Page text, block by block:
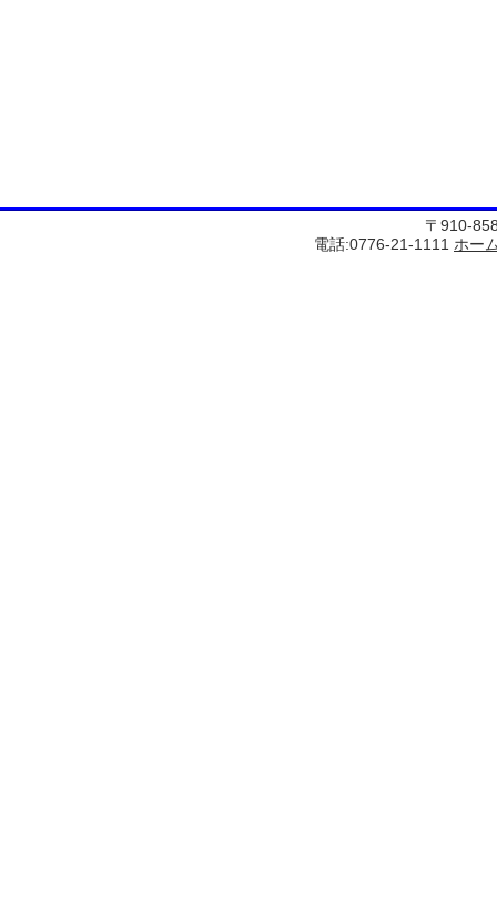
〒910-
電話:0776-21-1111 ホー